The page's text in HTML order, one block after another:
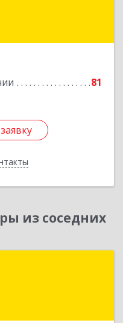
81
из соседних
обл, город Южно-